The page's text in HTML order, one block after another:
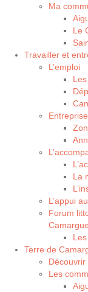
Ma
Le
Travailler et
L’emploi
La
L’appui
Forum
Camargue
Terre de
Les